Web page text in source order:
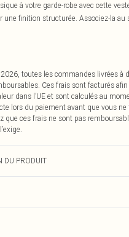
à votre garde-robe avec cette
une finition structurée. Associez-la
toutes les commandes livrées à
Ces frais sont facturés
dans l’UE et sont calculés au
lors du paiement avant que vous
que ces frais ne sont pas
DU PRODUIT